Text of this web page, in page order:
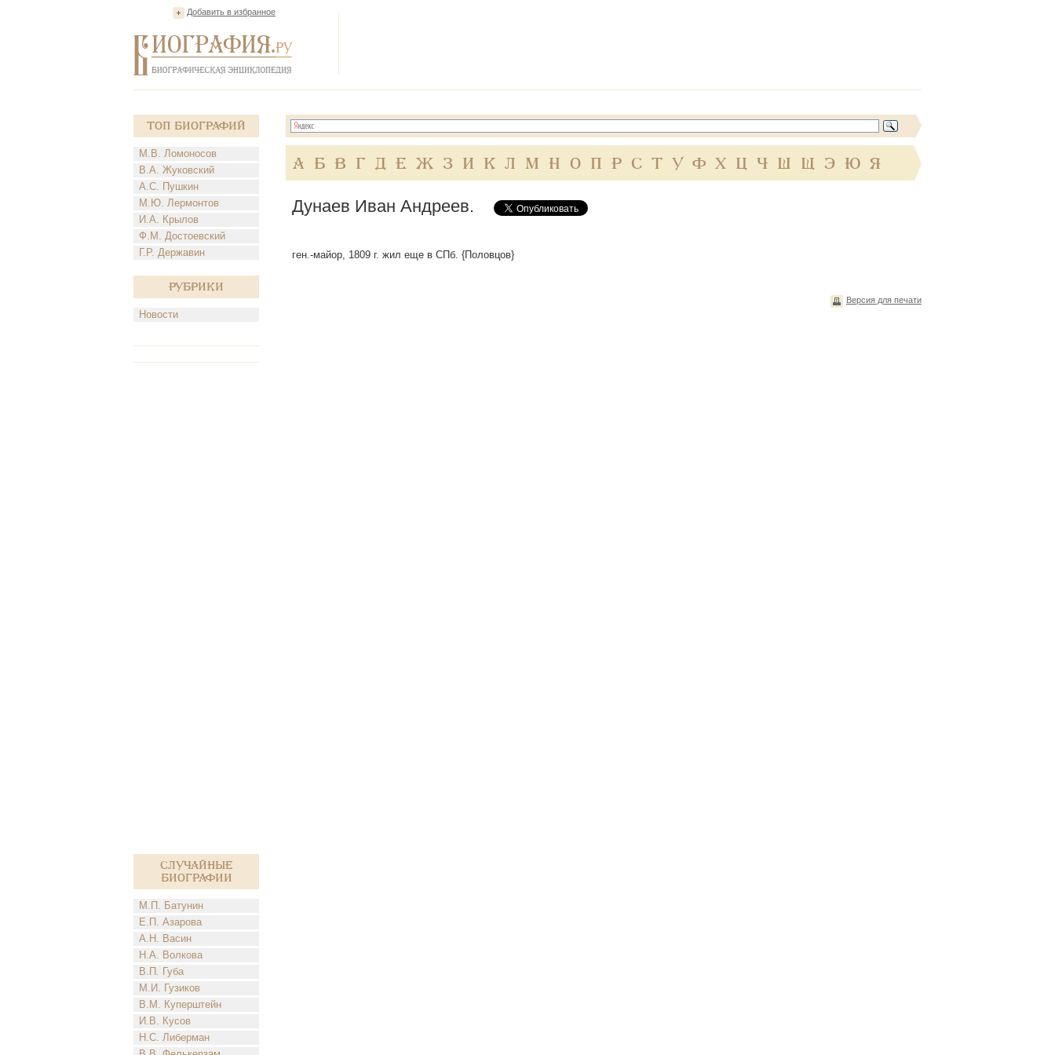
Добавить в избранное
Топ Биографий
М.В. Ломоносов
В.А. Жуковский
А.С. Пушкин
М.Ю. Лермонтов
И.А. Крылов
Ф.М. Достоевский
Г.Р. Державин
Рубрики
Новости
Случайные
биографии
М.П. Батунин
Е.П. Азарова
А.Н. Васин
Н.А. Волкова
В.П. Губа
М.И. Гузиков
В.М. Куперштейн
И.В. Кусов
Н.С. Либерман
А Б В Г Д Е Ж З И К Л М Н О П Р С Т У Ф Х Ц Ч Ш Щ Э Ю Я
Дунаев Иван Андреев.
ген.-майор, 1809 г. жил еще в СПб. {Половцов}
Версия для печати